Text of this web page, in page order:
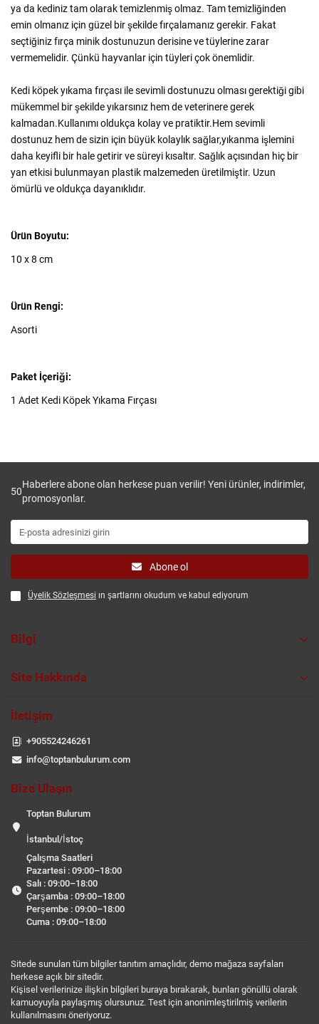
ya da kediniz tam olarak temizlenmiş olmaz. Tam temizliğinden
emin olmanız için güzel bir şekilde fırçalamanız gerekir. Fakat
seçtiğiniz fırça minik dostunuzun derisine ve tüylerine zarar
vermemelidir. Çünkü hayvanlar için tüyleri çok önemlidir.
Kedi köpek yıkama fırçası ile sevimli dostunuzu olması gerektiği gibi
mükemmel bir şekilde yıkarsınız hem de veterinere gerek
kalmadan.Kullanımı oldukça kolay ve pratiktir.Hem sevimli
dostunuz hem de sizin için büyük kolaylık sağlar,yıkanma işlemini
daha keyifli bir hale getirir ve süreyi kısaltır. Sağlık açısından hiç bir
yan etkisi bulunmayan plastik malzemeden üretilmiştir. Uzun
ömürlü ve oldukça dayanıklıdır.
Ürün Boyutu:
10 x 8 cm
Ürün Rengi:
Asorti
Paket İçeriği:
1 Adet Kedi Köpek Yıkama Fırçası
50
Haberlere abone olan herkese puan verilir! Yeni ürünler, indirimler,
promosyonlar.
Abone ol
Üyelik Sözleşmesi ın şartlarını okudum ve kabul ediyorum
Bilgi
Site Hakkında
İletişim
+905524246261
info@toptanbulurum.com
Bize Ulaşın
Toptan Bulurum
İstanbul/İstoç
Çalışma Saatleri
Pazartesi : 09:00–18:00
Salı : 09:00–18:00
Çarşamba : 09:00–18:00
Perşembe : 09:00–18:00
Cuma : 09:00–18:00
Sitede sunulan tüm bilgiler tanıtım amaçlıdır, demo mağaza sayfaları
herkese açık bir sitedir.
Kişisel verilerinize ilişkin bilgileri buraya bırakarak, bunları gönüllü olarak
kamuoyuyla paylaşmış olursunuz. Test için anonimleştirilmiş verilerin
kullanılmasını öneriyoruz.